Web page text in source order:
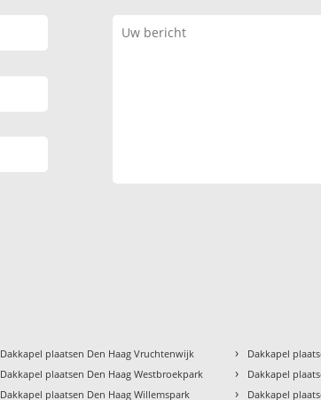
Dakkapel plaatsen Den Haag Vruchtenwijk
Dakkapel plaatsen Den Haag Westbroekpark
Dakkapel plaatsen Den Haag Willemspark
› Dakkapel
› Dakkapel
› Dakkapel